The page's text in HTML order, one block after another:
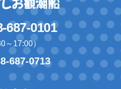
687-0101
～17:00）
687-0713